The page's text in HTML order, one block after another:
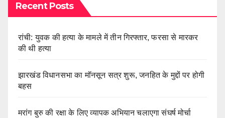
Recent Posts
रांची: युवक की हत्या के मामले में तीन गिरफ्तार, फरसा से मारकर
की थी हत्या
झारखंड विधानसभा का मॉनसून सत्र शुरू, जनहित के मुद्दों पर होगी
बहस
मरांग बुरु की रक्षा के लिए व्यापक अभियान चलाएगा संघर्ष मोर्चा